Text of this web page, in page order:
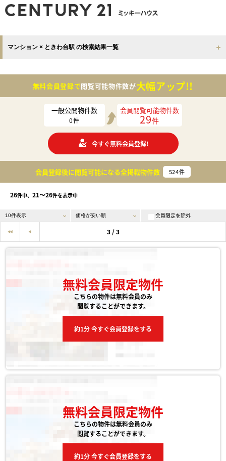
マンション × ときわ台駅 の検索結果一覧
無料会員登録で閲覧可能物件数が大幅アップ!!
一般公開物件数
0件
会員閲覧可能物件数
29件
今すぐ無料会員登録!
会員登録後に閲覧可能になる全掲載物件数 524件
26件中、 21〜26件を表示中
会員限定を除外
3 / 3
無料会員限定物件
こちらの物件は無料会員のみ
閲覧することができます。
約1分 今すぐ会員登録をする
無料会員限定物件
こちらの物件は無料会員のみ
閲覧することができます。
約1分 今すぐ会員登録をする